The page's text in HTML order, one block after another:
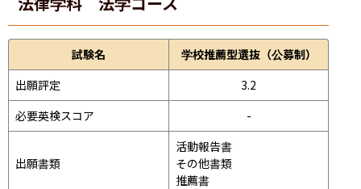
試験名
学校推薦型選抜（公募制）
出願評定
3.2
必要英検スコア
-
出願書類
活動報告書
その他書類
推薦書